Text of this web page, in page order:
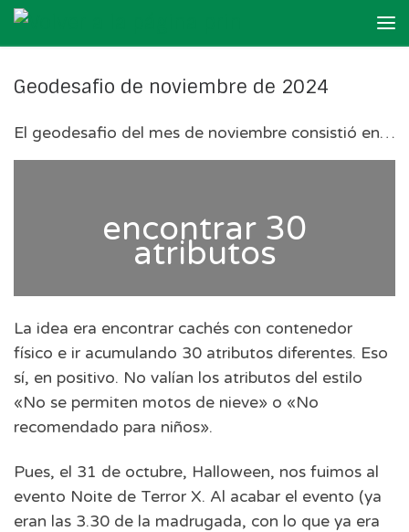
Skip to content
Geodesafio de noviembre de 2024
El geodesafio del mes de noviembre consistió en…
encontrar 30
atributos
La idea era encontrar cachés con contenedor
físico e ir acumulando 30 atributos diferentes. Eso
sí, en positivo. No valían los atributos del estilo
«No se permiten motos de nieve» o «No
recomendado para niños».
Pues, el 31 de octubre, Halloween, nos fuimos al
evento Noite de Terror X. Al acabar el evento (ya
eran las 3.30 de la madrugada, con lo que ya era